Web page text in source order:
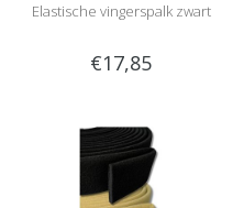
Elastische vingerspalk zwart
€17,85